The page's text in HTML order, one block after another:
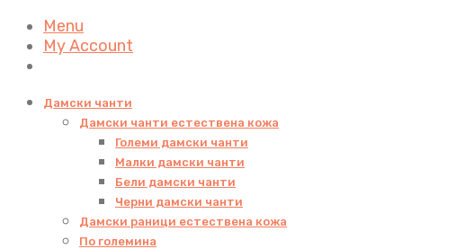
Menu
My Account
Дамски чанти
Дамски чанти естествена кожа
Големи дамски чанти
Малки дамски чанти
Бели дамски чанти
Черни дамски чанти
Дамски раници естествена кожа
По големина